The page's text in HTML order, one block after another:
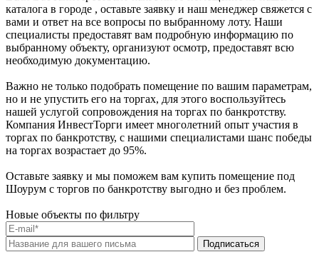
каталога в городе , оставьте заявку и наш менеджер свяжется с
вами и ответ на все вопросы по выбранному лоту. Наши
специалисты предоставят вам подробную информацию по
выбранному объекту, организуют осмотр, предоставят всю
необходимую документацию.
Важно не только подобрать помещение по вашим параметрам,
но и не упустить его на торгах, для этого воспользуйтесь
нашей услугой сопровождения на торгах по банкротству.
Компания ИнвестТорги имеет многолетний опыт участия в
торгах по банкротству, с нашими специалистами шанс победы
на торгах возрастает до 95%.
Оставьте заявку и мы поможем вам купить помещение под
Шоурум с торгов по банкротству выгодно и без проблем.
Новые объекты по фильтру